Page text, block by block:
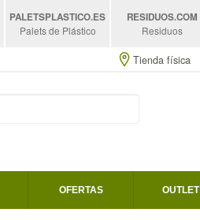
PALETSPLASTICO.ES
Palets de Plástico
RESIDUOS.COM
Residuos
Tienda física
OFERTAS OUTLET